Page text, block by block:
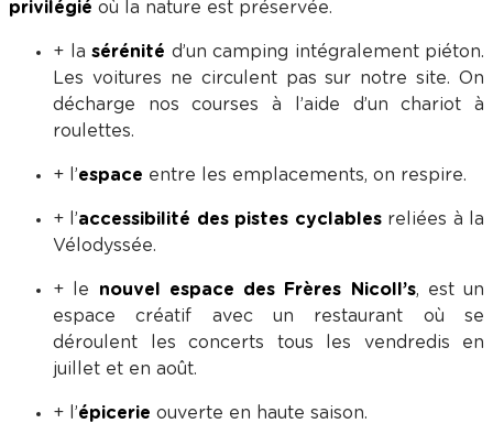
privilégié où la nature est préservée.
+ la sérénité d’un camping intégralement piéton.
Les voitures ne circulent pas sur notre site. On
décharge nos courses à l’aide d’un chariot à
roulettes.
+ l’espace entre les emplacements, on respire.
+ l’accessibilité des pistes cyclablesreliées à la
Vélodyssée.
+ le nouvel espace des Frères Nicoll’s, est un
espace créatif avec un restaurant où se
déroulent les concerts tous les vendredis en
juillet et en août.
+ l’épicerie ouverte en haute saison.